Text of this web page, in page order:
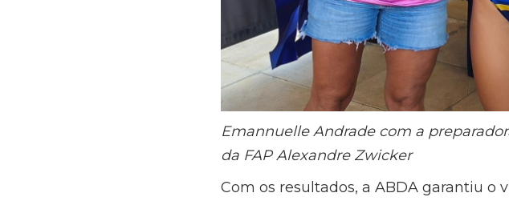
Emannuelle Andrade com a
da FAP Alexandre Zwicker
Com os resultados, a ABDA garantiu o